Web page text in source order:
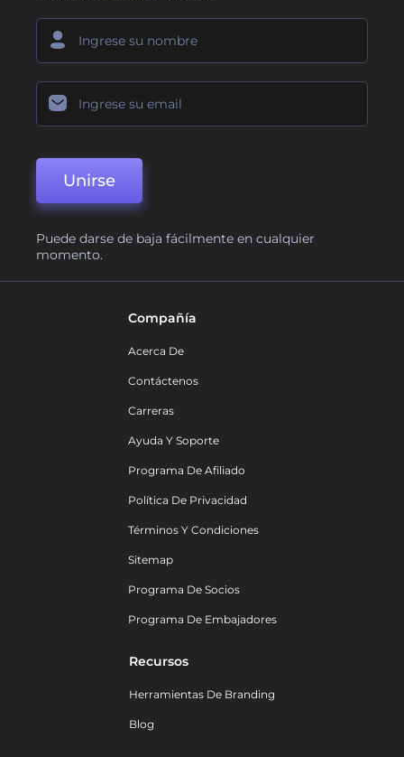
Unirse
Puede darse de baja fácilmente en cualquier
momento.
Compañía
Acerca De
Contáctenos
Carreras
Ayuda Y Soporte
Programa De Afiliado
Política De Privacidad
Términos Y Condiciones
Sitemap
Programa De Socios
Programa De Embajadores
Recursos
Herramientas De Branding
Blog